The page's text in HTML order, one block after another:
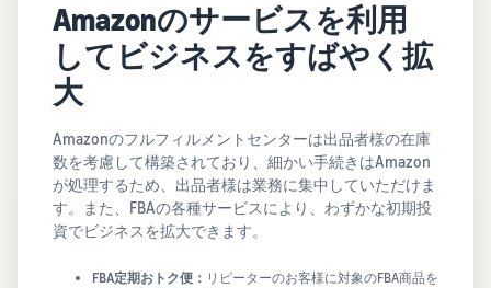
Amazonのサービスを利用
してビジネスをすばやく拡
大
Amazonのフルフィルメントセンターは出品者様の在庫
数を考慮して構築されており、細かい手続きはAmazon
が処理するため、出品者様は業務に集中していただけま
す。また、FBAの各種サービスにより、わずかな初期投
資でビジネスを拡大できます。
FBA定期おトク便 ： リピーターのお客様に対象のFBA商品を